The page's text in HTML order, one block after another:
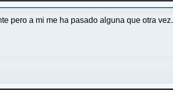
pero a mi me ha pasado alguna que otra vez.